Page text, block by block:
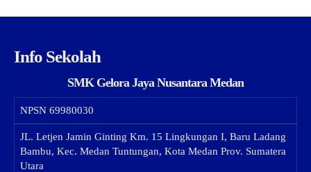
Info Sekolah
SMK Gelora Jaya Nusantara Medan
NPSN 69980030
JL. Letjen Jamin Ginting Km. 15 Lingkungan I, Baru Ladang
Bambu, Kec. Medan Tuntungan, Kota Medan Prov. Sumatera
Utara